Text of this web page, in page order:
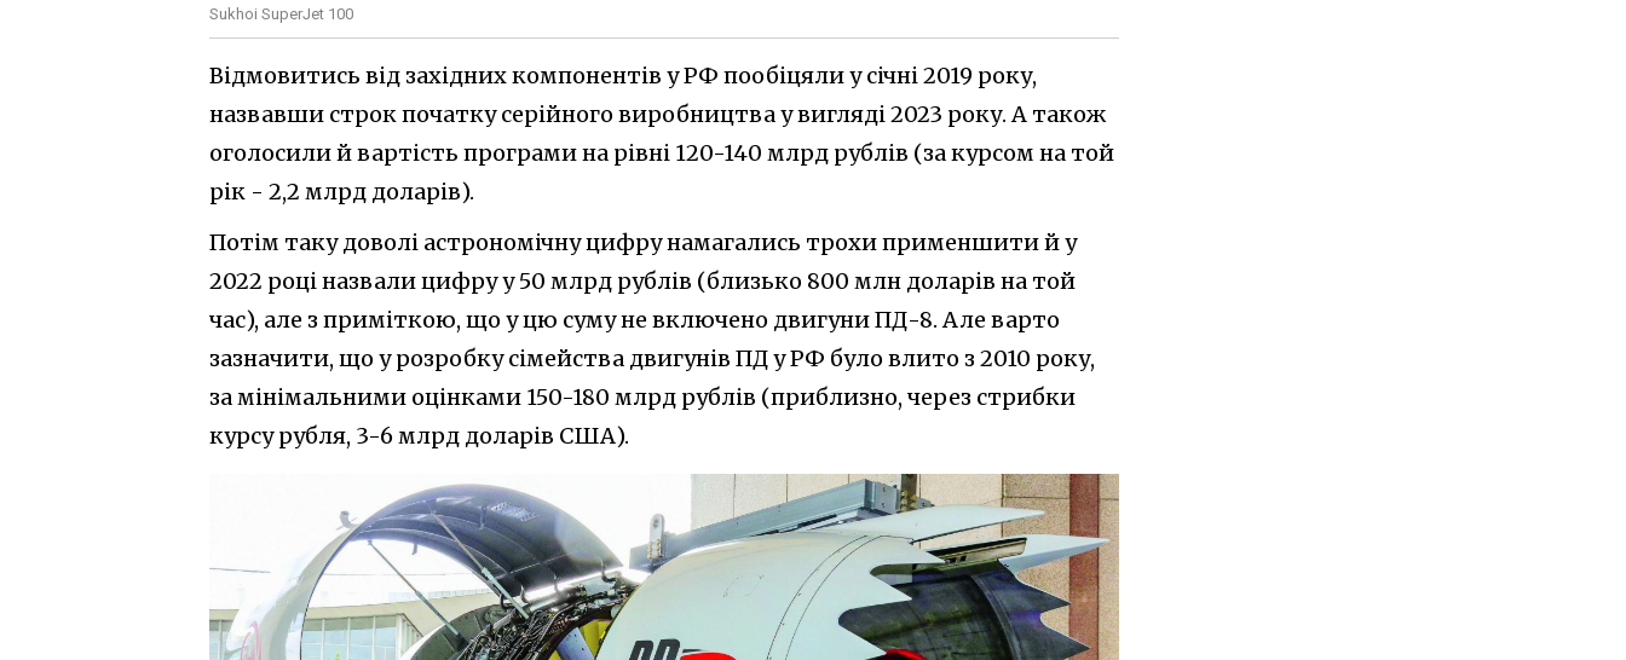
Sukhoi SuperJet 100
Відмовитись від західних компонентів у РФ пообіцяли у січні 2019 року,
назвавши строк початку серійного виробництва у вигляді 2023 року. А також
оголосили й вартість програми на рівні 120-140 млрд рублів (за курсом на той
рік - 2,2 млрд доларів).
Потім таку доволі астрономічну цифру намагались трохи применшити й у
2022 році назвали цифру у 50 млрд рублів (близько 800 млн доларів на той
час), але з приміткою, що у цю суму не включено двигуни ПД-8. Але варто
зазначити, що у розробку сімейства двигунів ПД у РФ було влито з 2010 року,
за мінімальними оцінками 150-180 млрд рублів (приблизно, через стрибки
курсу рубля, 3-6 млрд доларів США).